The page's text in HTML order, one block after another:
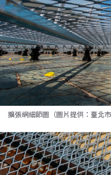
擴張網細節圖（圖片提供：臺北市